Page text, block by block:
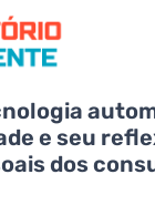
e seu
dos